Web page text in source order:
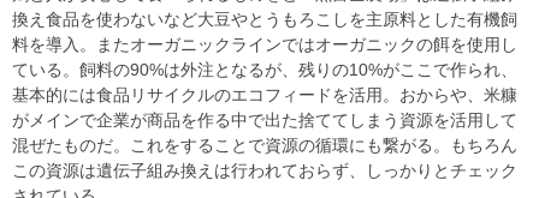
換え食品を使わないなど大豆やとうもろこしを主原料とした有機飼
料を導入。またオーガニックラインではオーガニックの餌を使用し
ている。飼料の90%は外注となるが、残りの10%がここで作られ、
基本的には食品リサイクルのエコフィードを活用。おからや、米糠
がメインで企業が商品を作る中で出た捨ててしまう資源を活用して
混ぜたものだ。これをすることで資源の循環にも繋がる。もちろん
この資源は遺伝子組み換えは行われておらず、しっかりとチェック